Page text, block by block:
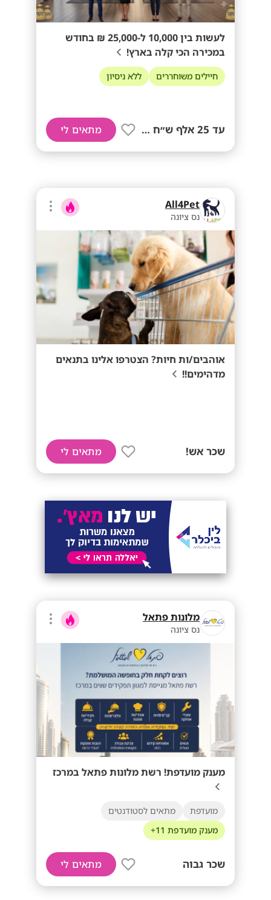
לעשות בין 10,000 ל-25,000 ₪ בחודש
במכירה הכי קלה בארץ!
חיילים משוחררים ללא ניסיון
עד 25 אלף ש״ח בחודש!! מתאים לי
All4Pet
נס ציונה
אוהבים/ות חיות? הצטרפו אלינו בתנאים
מדהימים!!
שכר אש! מתאים לי
מלונות פתאל
נס ציונה
מענק מועדפת! רשת מלונות פתאל במרכז
מועדפת
מתאים לסטודנטים
מענק מועדפת 11+
שכר גבוה מתאים לי